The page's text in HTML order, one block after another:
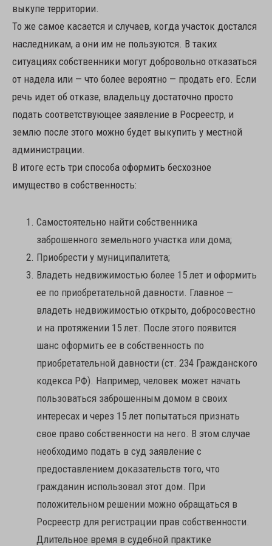
выкупе территории.
То же самое касается и случаев, когда участок достался
наследникам, а они им не пользуются. В таких
ситуациях собственники могут добровольно отказаться
от надела или — что более вероятно — продать его. Если
речь идет об отказе, владельцу достаточно просто
подать соответствующее заявление в Росреестр, и
землю после этого можно будет выкупить у местной
администрации.
В итоге есть три способа оформить бесхозное
имущество в собственность:
Самостоятельно найти собственника
заброшенного земельного участка или дома;
Приобрести у муниципалитета;
Владеть недвижимостью более 15 лет и оформить
ее по приобретательной давности. Главное —
владеть недвижимостью открыто, добросовестно
и на протяжении 15 лет. После этого появится
шанс оформить ее в собственность по
приобретательной давности (ст. 234 Гражданского
кодекса РФ). Например, человек может начать
пользоваться заброшенным домом в своих
интересах и через 15 лет попытаться признать
свое право собственности на него. В этом случае
необходимо подать в суд заявление с
предоставлением доказательств того, что
гражданин использовал этот дом. При
положительном решении можно обращаться в
Росреестр для регистрации прав собственности.
Длительное время в судебной практике